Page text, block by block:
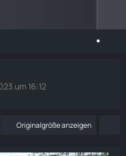
um 16:12
Originalgröße anzeigen